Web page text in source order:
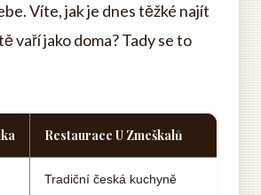
Víte, jak je dnes těžké najít
vaří jako doma? Tady se to
Restaurace U Zmeškalů
Tradiční česká kuchyně